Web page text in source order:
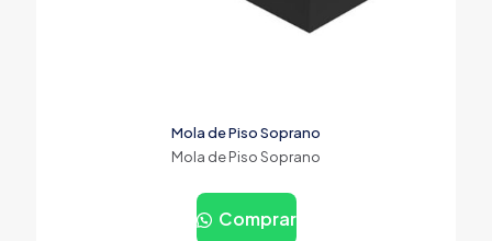
Mola de Piso Soprano
Mola de Piso Soprano
Comprar